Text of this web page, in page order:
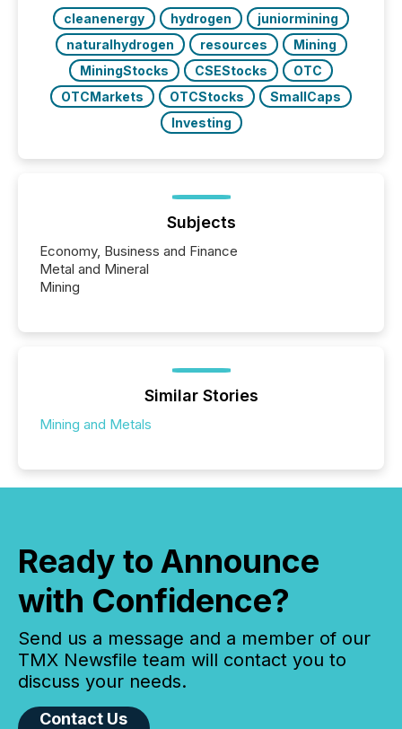
cleanenergy hydrogen
juniormining
naturalhydrogen
resources
Mining
MiningStocks
CSEStocks
OTC
OTCMarkets
OTCStocks
SmallCaps
Investing
Subjects
Economy, Business and Finance
Metal and Mineral
Mining
Similar Stories
Mining and Metals
Ready to Announce
with Confidence?
Send us a message and a member of our
TMX Newsfile team will contact you to
discuss your needs.
Contact Us